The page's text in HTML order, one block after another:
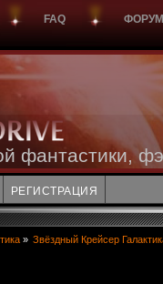
FAQ ФОРУМ
фантастики,
РЕГИСТРАЦИЯ
» Звёздный Крейсер